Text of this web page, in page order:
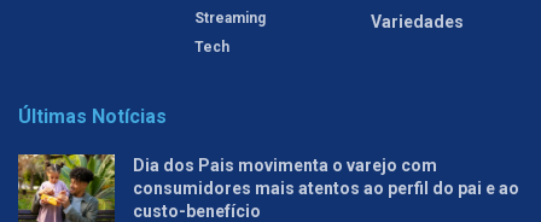
Streaming
Tech
Variedades
Últimas Notícias
Dia dos Pais movimenta o varejo com
consumidores mais atentos ao perfil do pai e ao
custo-benefício